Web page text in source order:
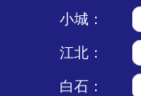
小城：
江北：
白石：